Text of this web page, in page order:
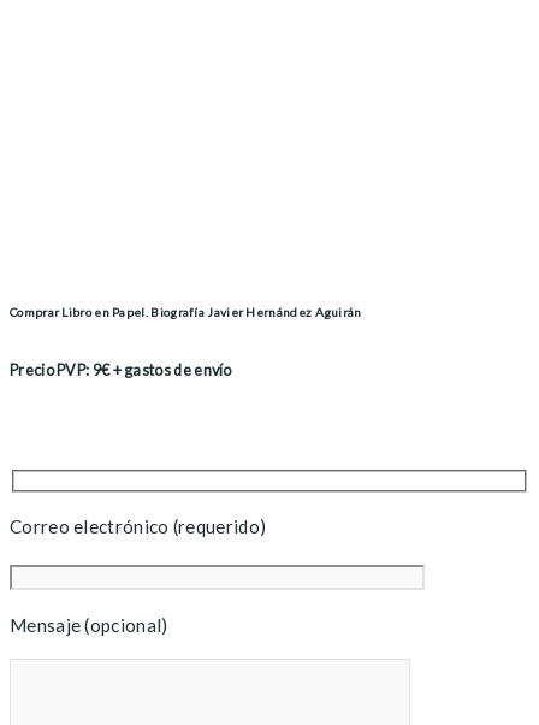
Comprar Libro en Papel. Biografía Javier Hernández Aguirán
Precio PVP: 9€ + gastos de envío
Correo electrónico (requerido)
Mensaje (opcional)